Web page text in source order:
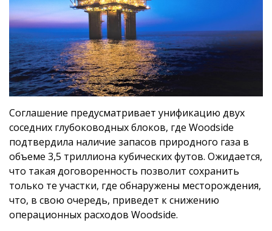
Соглашение предусматривает унификацию двух
соседних глубоководных блоков, где Woodside
подтвердила наличие запасов природного газа в
объеме 3,5 триллиона кубических футов. Ожидается,
что такая договоренность позволит сохранить
только те участки, где обнаружены месторождения,
что, в свою очередь, приведет к снижению
операционных расходов Woodside.